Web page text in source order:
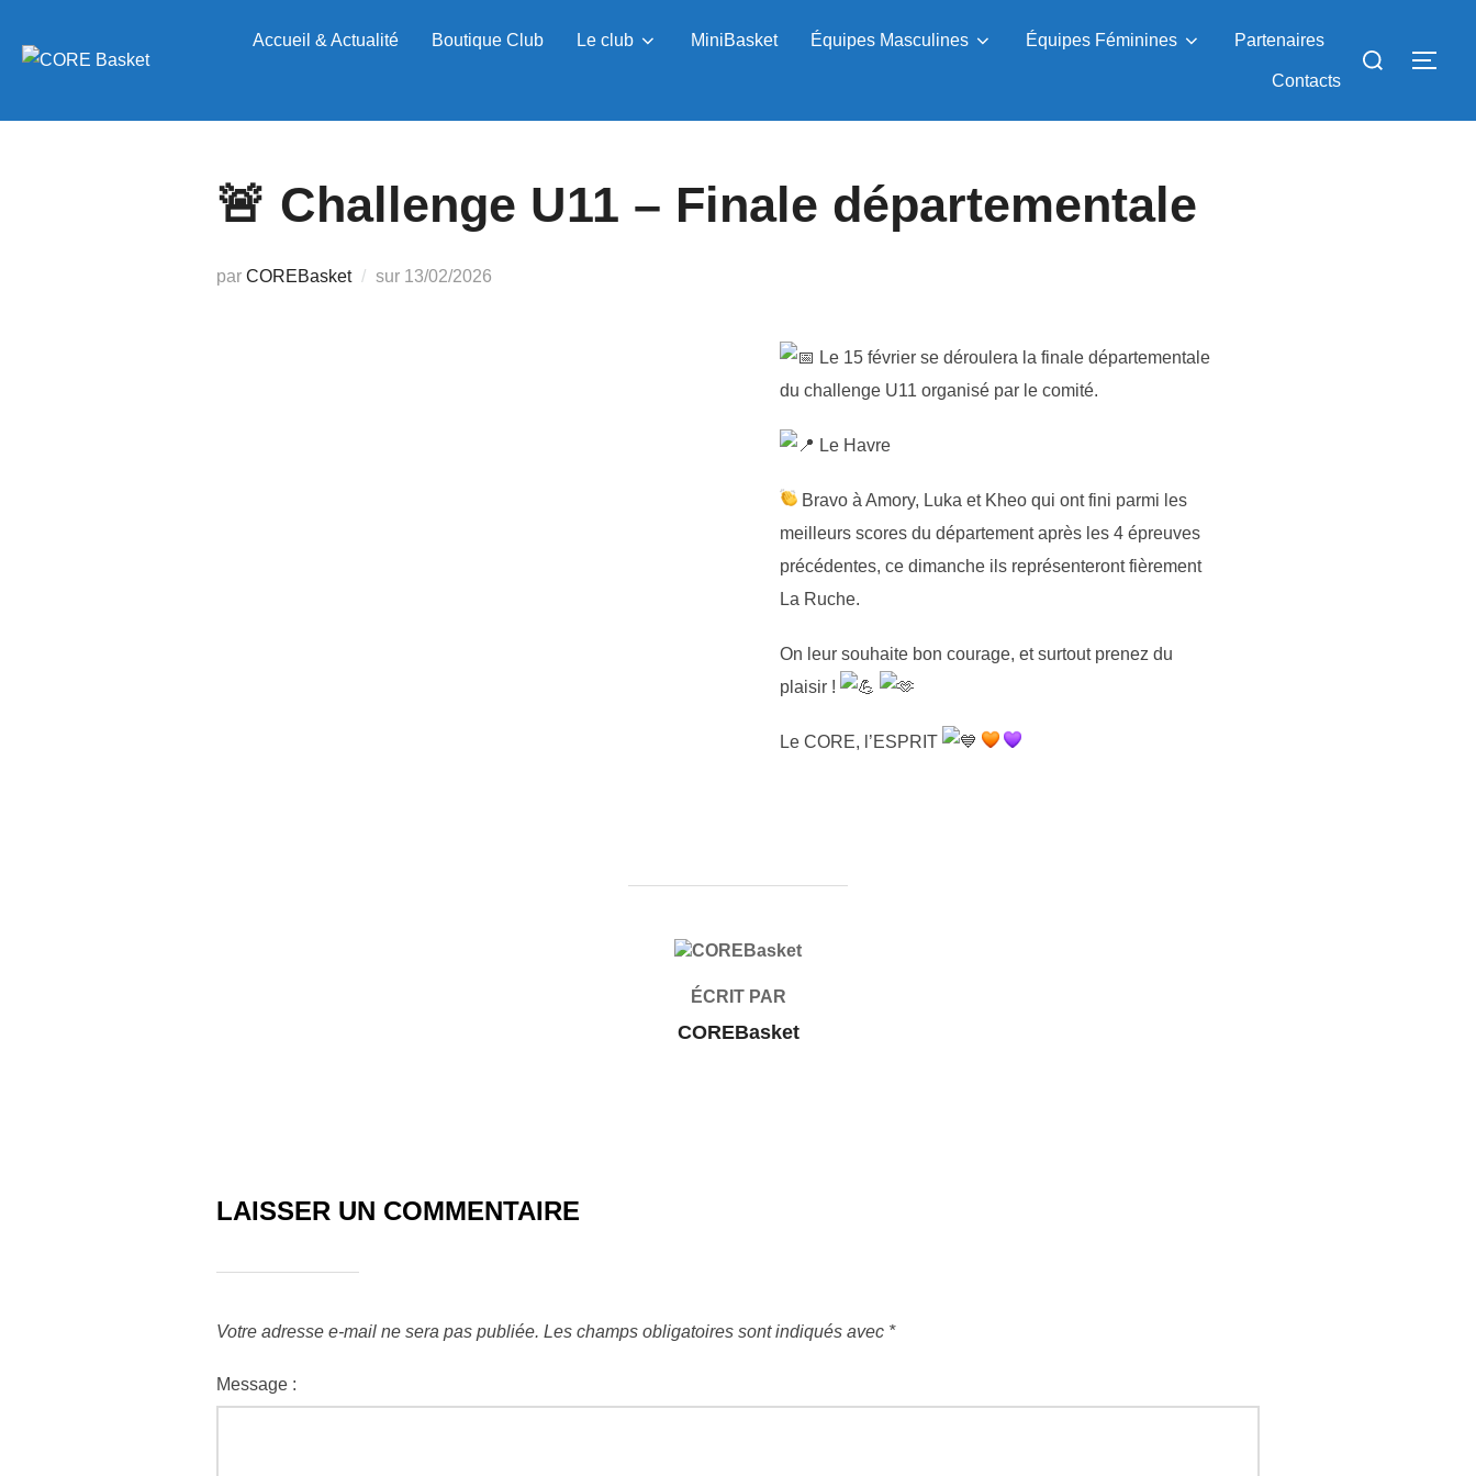
Accueil & Actualité Boutique Club Le club MiniBasket Équipes Masculines Équipes Féminines Partenaires
Contacts
Rechercher :
🚨 Challenge U11 – Finale départementale
par COREBasket sur Publié
13/02/2026
Le 15 février se déroulera la finale départementale
du challenge U11 organisé par le comité.
Le Havre
Bravo à Amory, Luka et Kheo qui ont fini parmi les
meilleurs scores du département après les 4 épreuves
précédentes, ce dimanche ils représenteront fièrement
La Ruche.
On leur souhaite bon courage, et surtout prenez du
plaisir !
Le CORE, l’ESPRIT
AUTEUR DE LA PUBLICATION
ÉCRIT PAR
COREBasket
LAISSER UN COMMENTAIRE
Votre adresse e-mail ne sera pas publiée. Les champs obligatoires sont indiqués avec *
Message :